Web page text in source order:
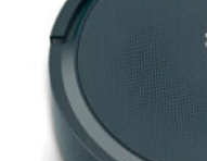
Color
Antracita/negro